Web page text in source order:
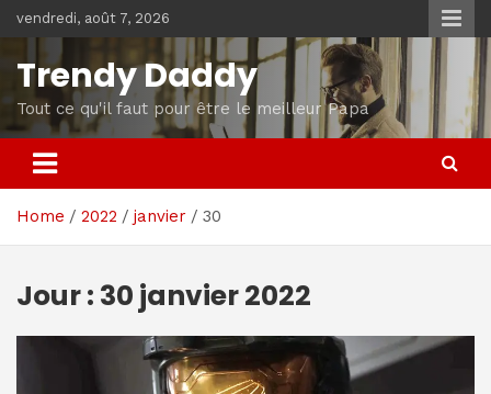
to
content
vendredi, août 7, 2026
Trendy Daddy
Tout ce qu'il faut pour être le meilleur Papa
Home 2022 janvier 30
Jour : 30 janvier 2022